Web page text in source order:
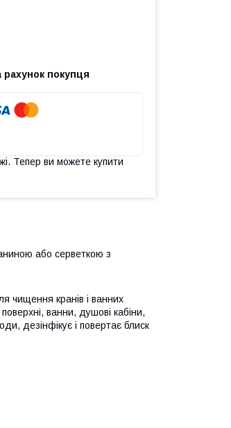
рахунок покупця
Тепер ви можете купити
або серветкою з
чищення кранів і ванних
ванни, душові кабіни,
дезінфікує і повертає блиск